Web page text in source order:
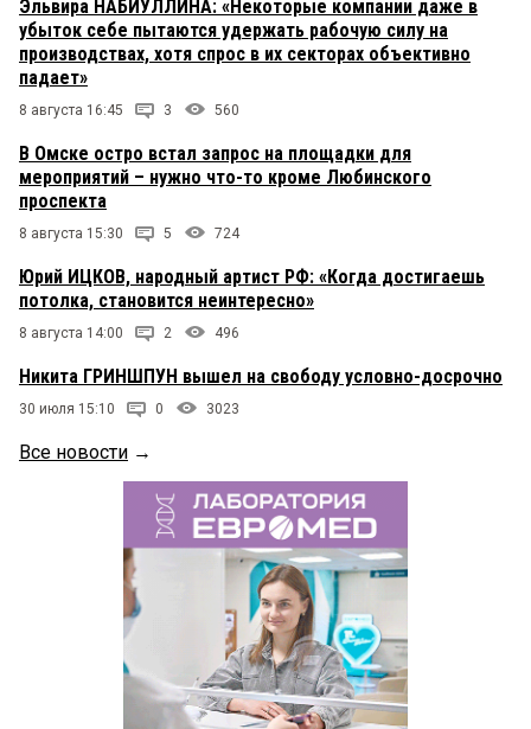
Эльвира НАБИУЛЛИНА: «Некоторые компании даже в
убыток себе пытаются удержать рабочую силу на
производствах, хотя спрос в их секторах объективно
падает»
8 августа 16:45 3 560
В Омске остро встал запрос на площадки для
мероприятий – нужно что-то кроме Любинского
проспекта
8 августа 15:30 5 724
Юрий ИЦКОВ, народный артист РФ: «Когда достигаешь
потолка, становится неинтересно»
8 августа 14:00 2 496
Никита ГРИНШПУН вышел на свободу условно-досрочно
30 июля 15:10 0 3023
Все новости →